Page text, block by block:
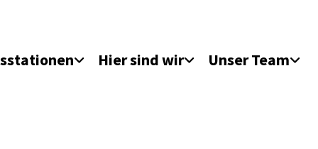
Hier sind wir Unser Team